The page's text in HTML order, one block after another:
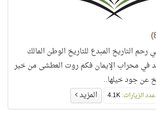
التاريخ المبدع للتاريخ الوطن المالك
في محراب الإيمان فكم روت العطشى من خير
عن جود خيلها..
عدد الزيارات: المزيد